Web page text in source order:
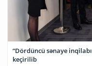
“Dördüncü sənaye
keçirilib